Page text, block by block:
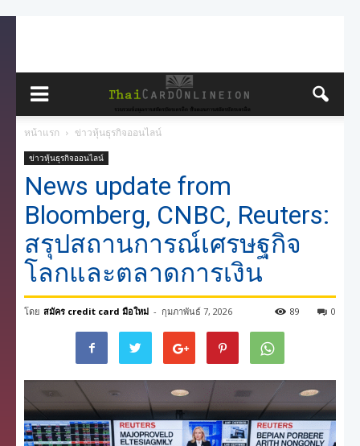
หน้าแรก ข่าวหุ้นธุรกิจออนไลน์
ข่าวหุ้นธุรกิจออนไลน์
News update from
Bloomberg, CNBC, Reuters:
สรุปสถานการณ์เศรษฐกิจ
โลกและตลาดการเงิน
โดย สมัคร credit card มือใหม่ - กุมภาพันธ์ 7, 2026 0
89